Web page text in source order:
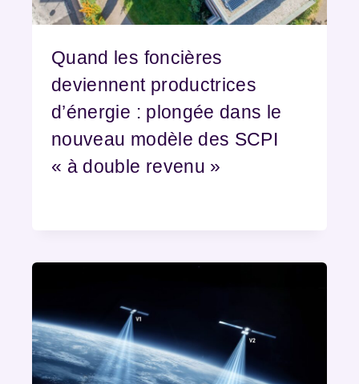
Quand les foncières
deviennent productrices
d’énergie : plongée dans le
nouveau modèle des SCPI
« à double revenu »